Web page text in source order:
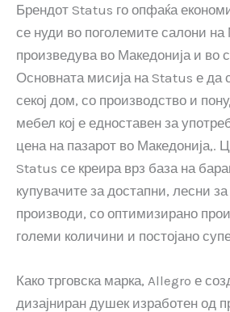
Брендот Status го опфаќа
се нуди во поголемите салони
произведува во Македонија и во
Основната мисија на Status е да
секој дом, со производство и
мебел кој е едноставен за
цена на пазарот во Македонија,.
Status се креира врз база на
купувачите за достапни, лесни
производи, со оптимизирано
големи количини и постојано
Како трговска марка, Allegro е
дизајниран душек изработен од